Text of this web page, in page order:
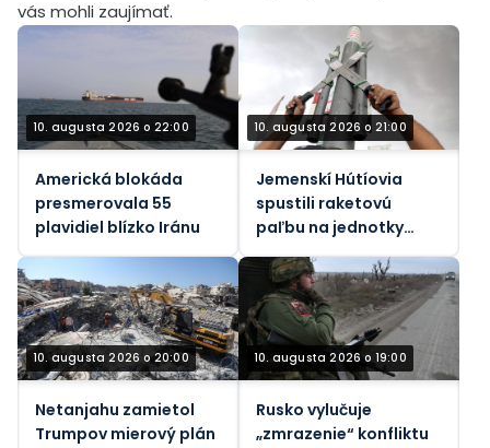
vás mohli zaujímať.
10. augusta 2026 o 22:00
Americká blokáda
presmerovala 55
plavidiel blízko Iránu
10. augusta 2026 o 21:00
Jemenskí Hútíovia
spustili raketovú
paľbu na jednotky
Saudskou Arábiou
(VIDEÁ)
10. augusta 2026 o 20:00
Netanjahu zamietol
Trumpov mierový plán
10. augusta 2026 o 19:00
Rusko vylučuje
„zmrazenie“ konfliktu